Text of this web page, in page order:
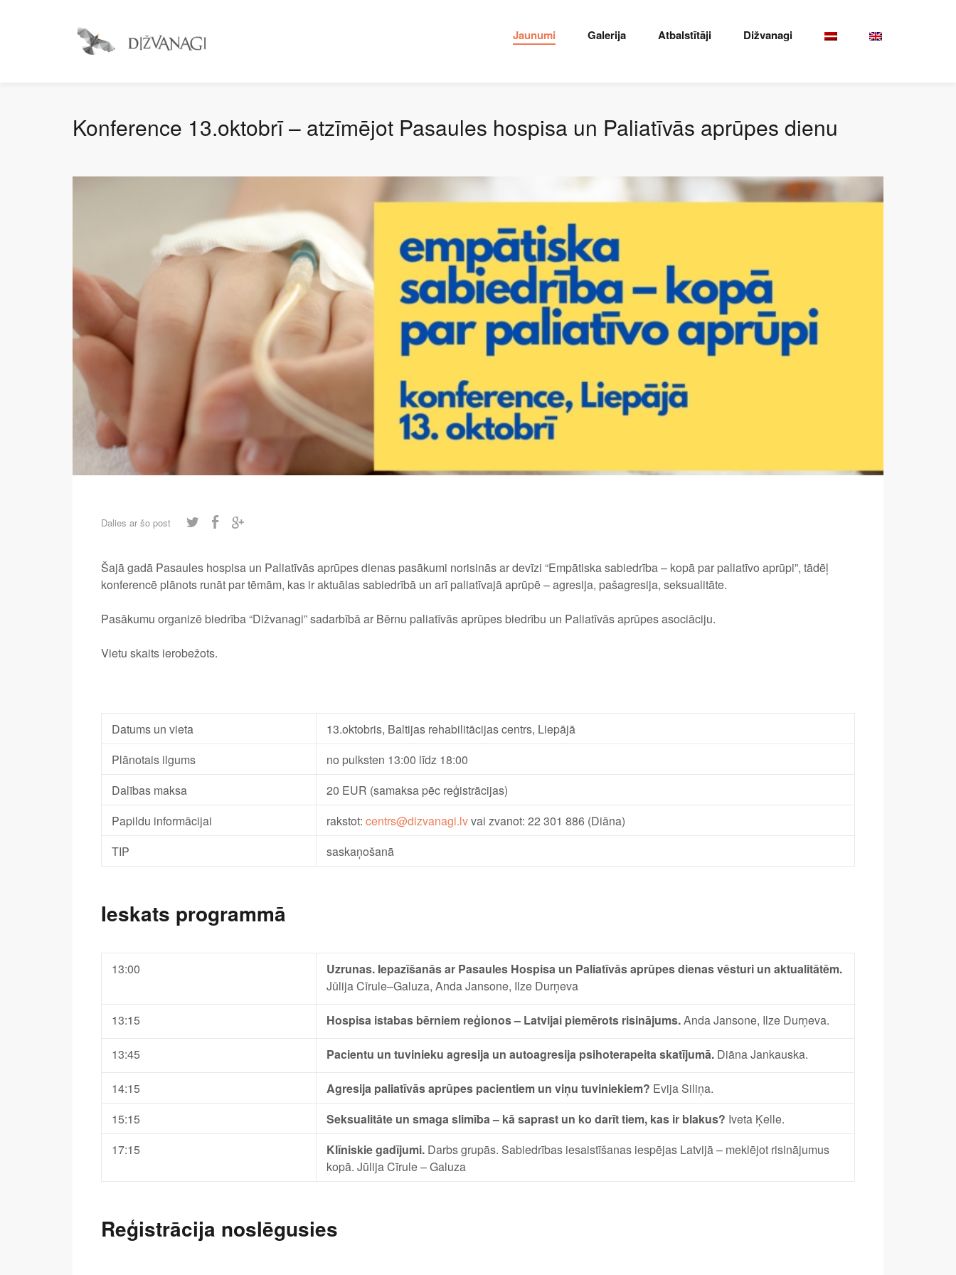
Jaunumi Galerija Atbalstītāji Dižvanagi
Konference 13.oktobrī – atzīmējot Pasaules hospisa un Paliatīvās aprūpes dienu
Dalies ar šo post
Šajā gadā Pasaules hospisa un Paliatīvās aprūpes dienas pasākumi norisinās ar devīzi “Empātiska sabiedrība – kopā par paliatīvo aprūpi”, tādēļ
konferencē plānots runāt par tēmām, kas ir aktuālas sabiedrībā un arī paliatīvajā aprūpē – agresija, pašagresija, seksualitāte.
Pasākumu organizē biedrība “Dižvanagi” sadarbībā ar Bērnu paliatīvās aprūpes biedrību un Paliatīvās aprūpes asociāciju.
Vietu skaits ierobežots.
Datums un vieta
13.oktobris, Baltijas rehabilitācijas centrs, Liepājā
Plānotais ilgums
no pulksten 13:00 līdz 18:00
Dalības maksa
20 EUR (samaksa pēc reģistrācijas)
Papildu informācijai
rakstot: centrs@dizvanagi.lvvai zvanot: 22 301 886 (Diāna)
TIP
saskaņošanā
Ieskats programmā
13:00
Uzrunas. Iepazīšanās ar Pasaules Hospisa un Paliatīvās aprūpes dienas vēsturi un aktualitātēm.
Jūlija Cīrule–Galuza, Anda Jansone, Ilze Durņeva
13:15 Hospisa istabas bērniem reģionos – Latvijai piemērots risinājums.Anda Jansone, Ilze Durņeva.
13:45 Pacientu un tuvinieku agresija un autoagresija psihoterapeita skatījumā. Diāna Jankauska.
14:15 Agresija paliatīvās aprūpes pacientiem un viņu tuviniekiem? Evija Siliņa.
15:15
Seksualitāte un smaga slimība – kā saprast un ko darīt tiem, kas ir blakus? Iveta Ķelle.
17:15
Klīniskie gadījumi. Darbs grupās. Sabiedrības iesaistīšanas iespējas Latvijā – meklējot risinājumus
kopā. Jūlija Cīrule – Galuza
Reģistrācija noslēgusies